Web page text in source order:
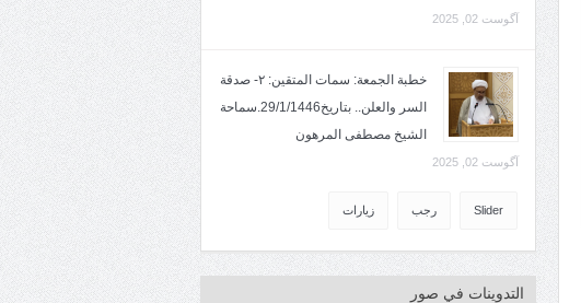
آگوست 02, 2025
خطبة الجمعة: سمات المتقين: ٢- صدقة
السر والعلن.. بتاريخ29/1/1446.سماحة
الشيخ مصطفى المرهون
آگوست 02, 2025
Slider رجب زيارات
التدوينات في صور